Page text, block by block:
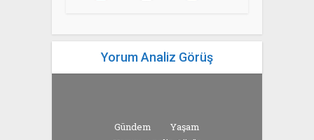
Yorum Analiz Görüş
Gündem
Yaşam